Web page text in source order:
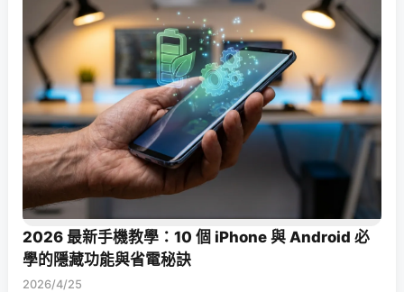
2026 最新手機教學：10 個 iPhone 與 Android 必
學的隱藏功能與省電秘訣
2026/4/25